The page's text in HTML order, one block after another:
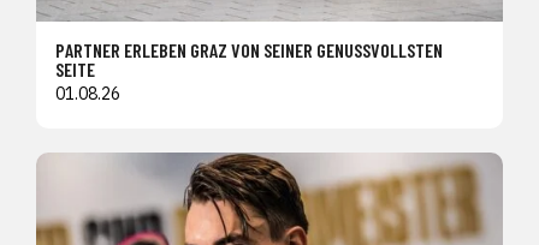
PARTNER ERLEBEN GRAZ VON SEINER GENUSSVOLLSTEN
SEITE
01.08.26